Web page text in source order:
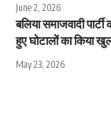
June 2, 2026
बलिया समाजवादी
हुए घोटालों का किया
May 23, 2026